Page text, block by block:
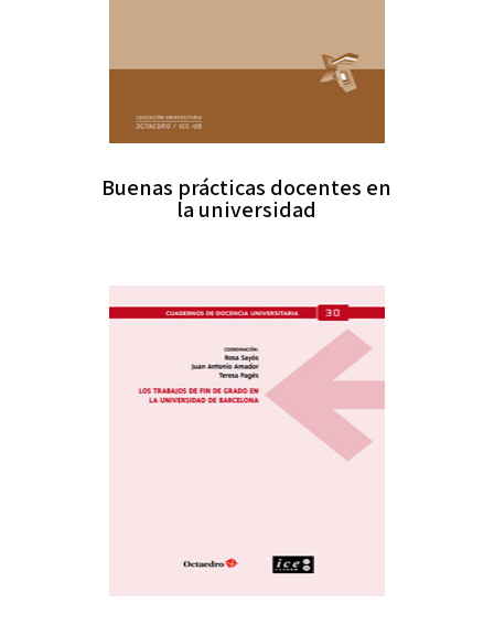
Buenas prácticas docentes en
la universidad